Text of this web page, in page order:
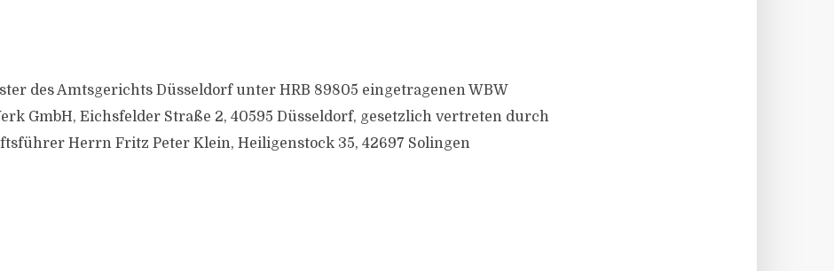
des Amtsgerichts Düsseldorf unter HRB 89805 eingetragenen WBW
GmbH, Eichsfelder Straße 2, 40595 Düsseldorf, gesetzlich vertreten durch
Herrn Fritz Peter Klein, Heiligenstock 35, 42697 Solingen